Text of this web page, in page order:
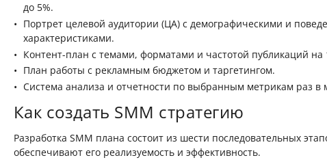
до 5%.
Портрет целевой аудитории (ЦА) с демографическими и
характеристиками.
Контент-план с темами, форматами и частотой публикаций на
План работы с рекламным бюджетом и таргетингом.
Система анализа и отчетности по выбранным метрикам раз в
Как создать SMM стратегию
Разработка SMM плана состоит из шести последовательных
обеспечивают его реализуемость и эффективность.